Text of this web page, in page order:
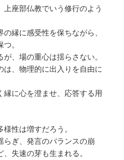
座部仏教でいう修行のよう
縁に感受性を保ちながら、
。
、場の重心は揺らさない。
は、物理的に出入りを自由に
縁に心を澄ませ、応答する用
性は増すだろう。
らぎ、発言のバランスの崩
失速の芽も生まれる。